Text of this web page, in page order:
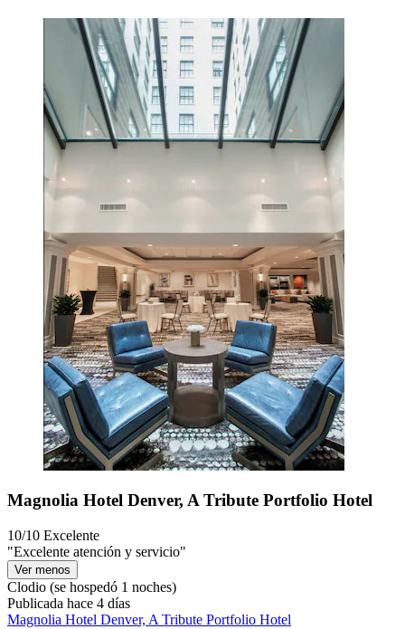
Magnolia Hotel Denver, A Tribute Portfolio Hotel
10/10 Excelente
"Excelente atención y servicio"
Ver menos
Clodio (se hospedó 1 noches)
Publicada hace 4 días
Magnolia Hotel Denver, A Tribute Portfolio Hotel